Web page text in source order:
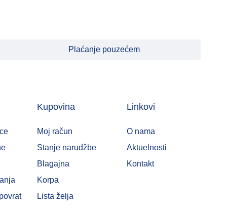
Plaćanje pouzećem
Kupovina
Moj račun
Stanje narudžbe
Blagajna
Korpa
Lista želja
Linkovi
O nama
Aktuelnosti
Kontakt